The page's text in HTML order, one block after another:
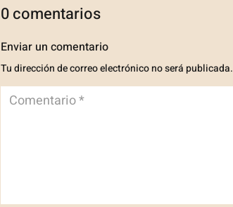
0 comentarios
Enviar un comentario
Tu dirección de correo electrónico no será publicada.